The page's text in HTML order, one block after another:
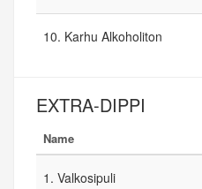
10. Karhu Alkoholiton
EXTRA-DIPPI
Name
1. Valkosipuli